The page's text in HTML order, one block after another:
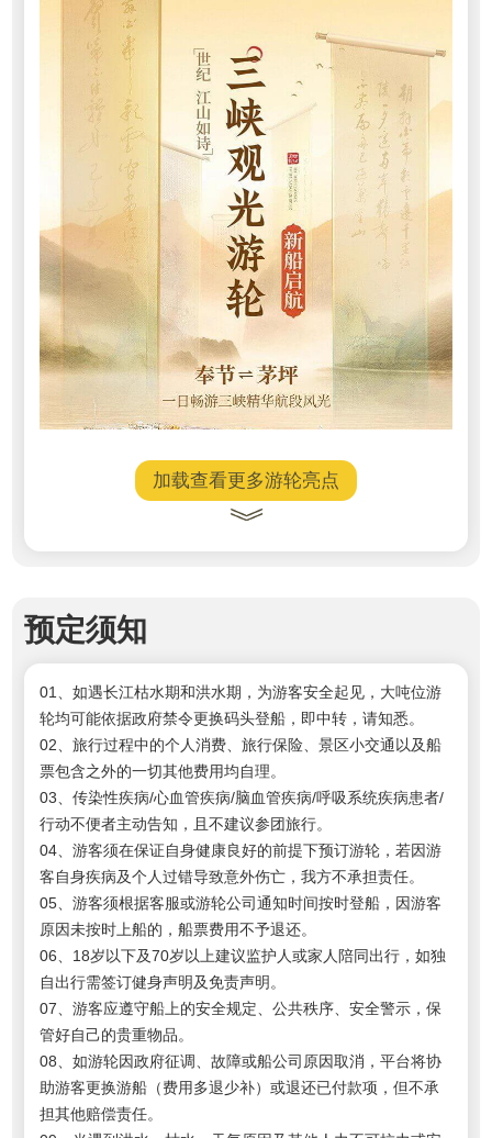
加载查看更多游轮亮点
预定须知
01、如遇长江枯水期和洪水期，为游客安全起见，大吨位游
轮均可能依据政府禁令更换码头登船，即中转，请知悉。
02、旅行过程中的个人消费、旅行保险、景区小交通以及船
票包含之外的一切其他费用均自理。
03、传染性疾病/心血管疾病/脑血管疾病/呼吸系统疾病患者/
行动不便者主动告知，且不建议参团旅行。
04、游客须在保证自身健康良好的前提下预订游轮，若因游
客自身疾病及个人过错导致意外伤亡，我方不承担责任。
05、游客须根据客服或游轮公司通知时间按时登船，因游客
原因未按时上船的，船票费用不予退还。
06、18岁以下及70岁以上建议监护人或家人陪同出行，如独
自出行需签订健身声明及免责声明。
07、游客应遵守船上的安全规定、公共秩序、安全警示，保
管好自己的贵重物品。
08、如游轮因政府征调、故障或船公司原因取消，平台将协
助游客更换游船（费用多退少补）或退还已付款项，但不承
担其他赔偿责任。